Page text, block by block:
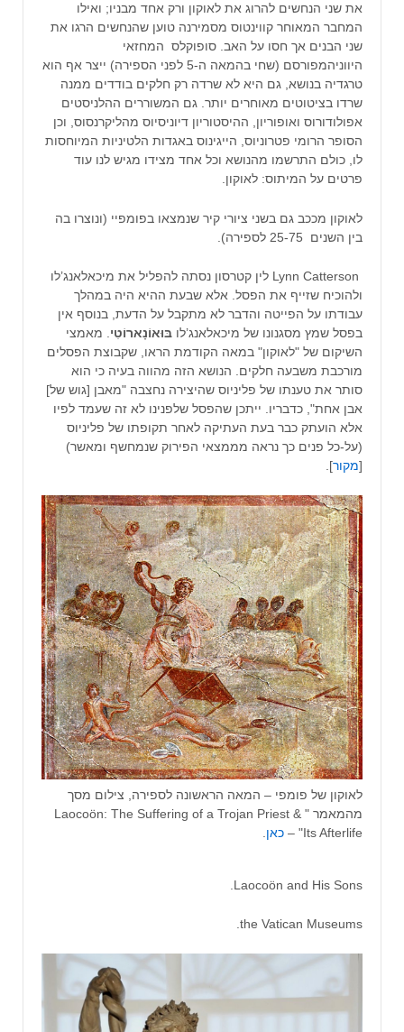
את שני הנחשים להרוג את לאוקון ורק אחד מבניו; ואילו
המחבר המאוחר קווינטוס מסמירנה טוען שהנחשים הרגו את
שני הבנים אך חסו על האב. סופוקלס המחזאי
היווניהמפורסם (שחי בהמאה ה-5 לפני הספירה) ייצר אף הוא
טרגדיה בנושא, גם היא לא שרדה רק חלקים בודדים ממנה
שרדו בציטוטים מאוחרים יותר. גם המשוררים ההלניסטים
אפולודורוס ואופוריון, ההיסטוריון דיוניסיוס מהליקרנסוס, וכן
הסופר הרומי פטרוניוס, הייגינוס באגדות הלטיניות המיוחסות
לו, כולם התרשמו מהנושא וכל אחד מצידו מגיש לנו עוד
פרטים על המיתוס: לאוקון.
לאוקון מככב גם בשני ציורי קיר שנמצאו בפומפיי (ונוצרו בה
בין השנים 25-75 לספירה).
Lynn Catterson לין קטרסון נסתה להפליל את מיכאלאנג’לו
ולהוכיח שזייף את הפסל. אלא שבעת ההיא היה במהלך
עבודתו על הפייטה והדבר לא מתקבל על הדעת, בנוסף אין
בפסל שמץ מסגנונו של מיכאלאנג’לו בּוּאוֹנָארוֹטִי . מאמצי
השיקום של "לאוקון" במאה הקודמת הראו, שקבוצת הפסלים
מורכבת משבעה חלקים. הנושא הזה מהווה בעיה כי הוא
סותר את טענתו של פליניוס שהיצירה נחצבה "מאבן [גוש של]
אבן אחת", כדבריו. ייתכן שהפסל שלפנינו לא זה שעמד לפיו
אלא הועתק כבר בעת העתיקה לאחר תקופתו של פליניוס
(על-כל פנים כך נראה מממצאי הפירוק שנמחשף ומאשר)
[מקור].
לאוקון של פומפי – המאה הראשונה לספירה, צילום מסך
מהמאמר " Laocoön: The Suffering of a Trojan Priest &
Its Afterlife" –
כאן.
Laocoön and His Sons.
the Vatican Museums.